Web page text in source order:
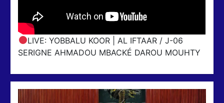
LIVE: YOBBALU KOOR | AL IFTAAR / J-06
SERIGNE AHMADOU MBACKÉ DAROU MOUHTY